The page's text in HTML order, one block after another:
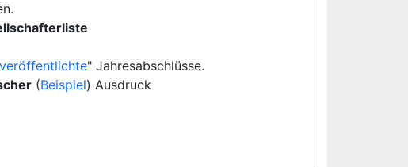
" Jahresabschlüsse.
(Beispiel) Ausdruck